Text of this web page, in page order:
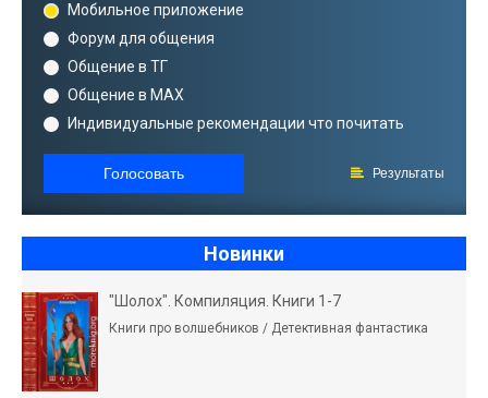
Мобильное приложение
Форум для общения
Общение в ТГ
Общение в MAX
Индивидуальные рекомендации что почитать
Голосовать Результаты
Новинки
"Шолох". Компиляция. Книги 1-7
Книги про волшебников / Детективная фантастика